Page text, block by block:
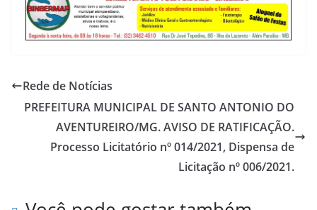
Rede de Notícias
PREFEITURA MUNICIPAL DE SANTO ANTONIO DO
AVENTUREIRO/MG. AVISO DE RATIFICAÇÃO.
Processo Licitatório nº 014/2021, Dispensa de
Licitação nº 006/2021.